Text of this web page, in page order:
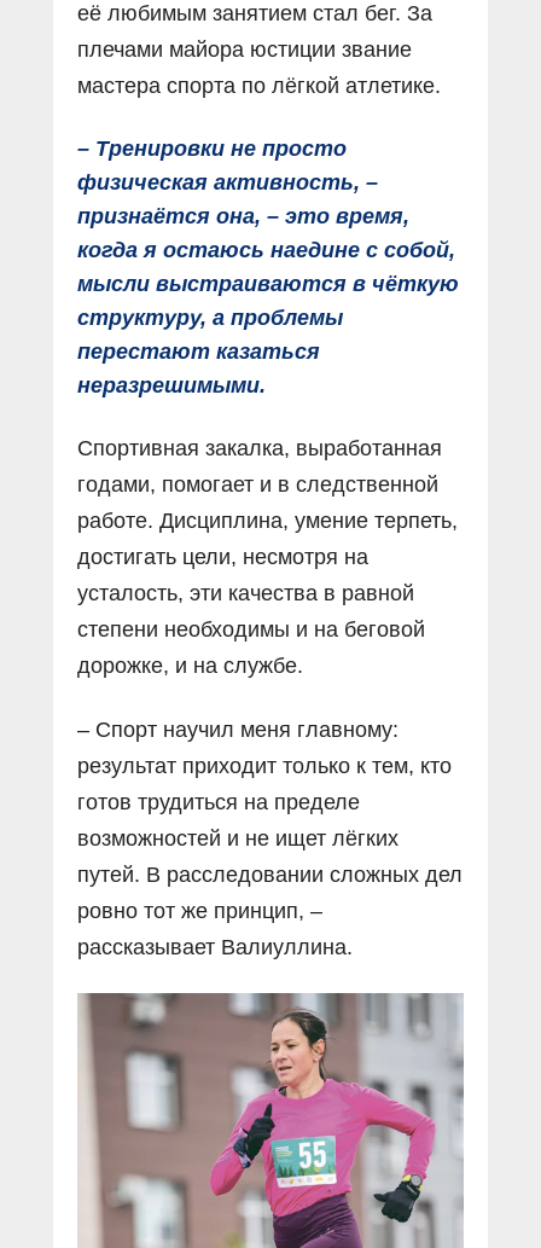
её любимым занятием стал бег. За
плечами майора юстиции звание
мастера спорта по лёгкой атлетике.
– Тренировки не просто
физическая активность, –
признаётся она, – это время,
когда я остаюсь наедине с собой,
мысли выстраиваются в чёткую
структуру, а проблемы
перестают казаться
неразрешимыми.
Спортивная закалка, выработанная
годами, помогает и в следственной
работе. Дисциплина, умение терпеть,
достигать цели, несмотря на
усталость, эти качества в равной
степени необходимы и на беговой
дорожке, и на службе.
– Спорт научил меня главному:
результат приходит только к тем, кто
готов трудиться на пределе
возможностей и не ищет лёгких
путей. В расследовании сложных дел
ровно тот же принцип, –
рассказывает Валиуллина.